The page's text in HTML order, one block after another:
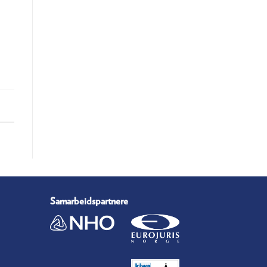
Samarbeidspartnere